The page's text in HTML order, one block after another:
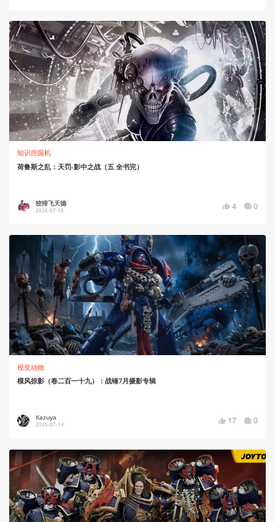
知识挖掘机
荷鲁斯之乱：天罚-影中之战（五 全书完）
狡猾飞天德
2026-07-16 4 0
视觉动物
模风掠影（卷二百一十九）：战锤7月摄影专辑
Kazuya
2026-07-14 17 0